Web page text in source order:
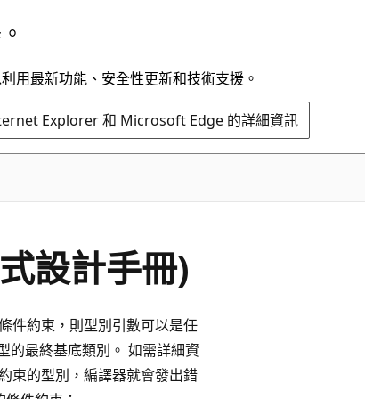
用最新功能、安全性更新和技術支援。
Explorer 和 Microsoft Edge 的詳細資訊
設計手冊)
件約束，則型別引數可以是任
的最終基底類別。 如需詳細資
束的型別，編譯器就會發出錯